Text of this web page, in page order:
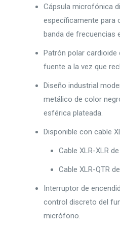
Cápsula microfónica
específicamente para
banda de frecuencias
Patrón polar cardioide
fuente a la vez que
Diseño industrial
metálico de color
esférica plateada.
Disponible con cable
Cable XLR-XLR
Cable XLR-QTR
Interruptor de
control discreto del
micrófono.